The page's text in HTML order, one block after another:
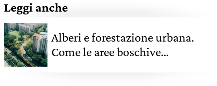
Leggi anche
Alberi e forestazione urbana.
Come le aree boschive